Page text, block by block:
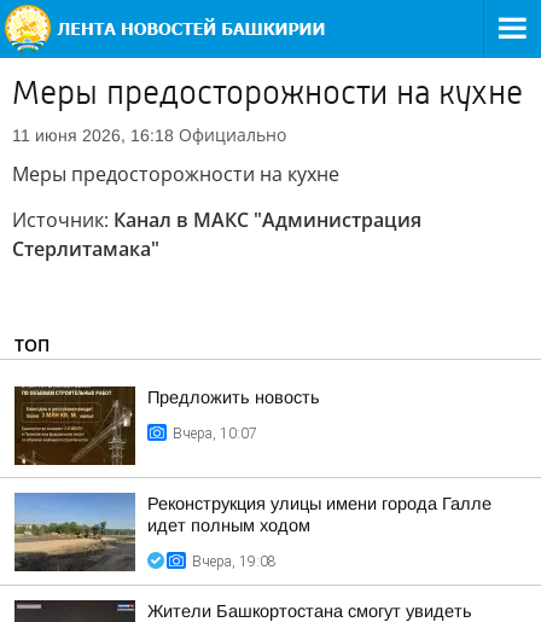
Меры предосторожности на кухне
11 июня 2026, 16:18 Официально
Меры предосторожности на кухне
Источник: Канал в МАКС "Администрация
Стерлитамака"
ТОП
Предложить новость
Вчера, 10:07
Реконструкция улицы имени города Галле
идет полным ходом
Вчера, 19:08
Жители Башкортостана смогут увидеть